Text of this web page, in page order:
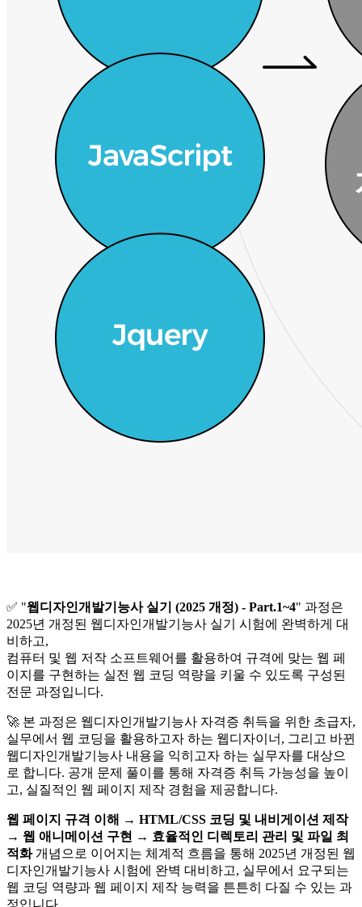
✅ "웹디자인개발기능사 실기 (2025 개정) - Part.1~4" 과정은
2025년 개정된 웹디자인개발기능사 실기 시험에 완벽하게 대
비하고,
컴퓨터 및 웹 저작 소프트웨어를 활용하여 규격에 맞는 웹 페
이지를 구현하는 실전 웹 코딩 역량을 키울 수 있도록 구성된
전문 과정입니다.
🚀 본 과정은 웹디자인개발기능사 자격증 취득을 위한 초급자,
실무에서 웹 코딩을 활용하고자 하는 웹디자이너, 그리고 바뀐
웹디자인개발기능사 내용을 익히고자 하는 실무자를 대상으
로 합니다. 공개 문제 풀이를 통해 자격증 취득 가능성을 높이
고, 실질적인 웹 페이지 제작 경험을 제공합니다.
웹 페이지 규격 이해 → HTML/CSS 코딩 및 내비게이션 제작
→ 웹 애니메이션 구현 → 효율적인 디렉토리 관리 및 파일 최
적화개념으로 이어지는 체계적 흐름을 통해 2025년 개정된 웹
디자인개발기능사 시험에 완벽 대비하고, 실무에서 요구되는
웹 코딩 역량과 웹 페이지 제작 능력을 튼튼히 다질 수 있는 과